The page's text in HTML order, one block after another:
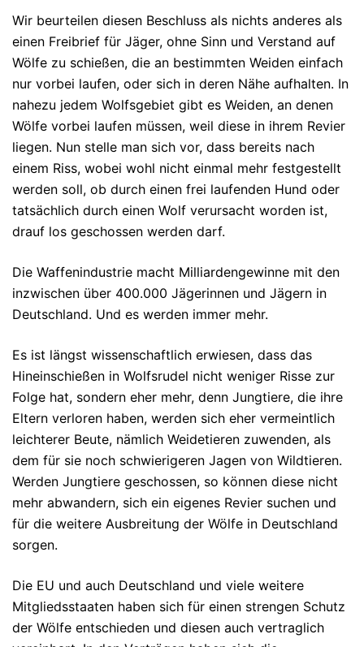
Wir beurteilen diesen Beschluss als nichts anderes als
einen Freibrief für Jäger, ohne Sinn und Verstand auf
Wölfe zu schießen, die an bestimmten Weiden einfach
nur vorbei laufen, oder sich in deren Nähe aufhalten. In
nahezu jedem Wolfsgebiet gibt es Weiden, an denen
Wölfe vorbei laufen müssen, weil diese in ihrem Revier
liegen. Nun stelle man sich vor, dass bereits nach
einem Riss, wobei wohl nicht einmal mehr festgestellt
werden soll, ob durch einen frei laufenden Hund oder
tatsächlich durch einen Wolf verursacht worden ist,
drauf los geschossen werden darf.
Die Waffenindustrie macht Milliardengewinne mit den
inzwischen über 400.000 Jägerinnen und Jägern in
Deutschland. Und es werden immer mehr.
Es ist längst wissenschaftlich erwiesen, dass das
Hineinschießen in Wolfsrudel nicht weniger Risse zur
Folge hat, sondern eher mehr, denn Jungtiere, die ihre
Eltern verloren haben, werden sich eher vermeintlich
leichterer Beute, nämlich Weidetieren zuwenden, als
dem für sie noch schwierigeren Jagen von Wildtieren.
Werden Jungtiere geschossen, so können diese nicht
mehr abwandern, sich ein eigenes Revier suchen und
für die weitere Ausbreitung der Wölfe in Deutschland
sorgen.
Die EU und auch Deutschland und viele weitere
Mitgliedsstaaten haben sich für einen strengen Schutz
der Wölfe entschieden und diesen auch vertraglich